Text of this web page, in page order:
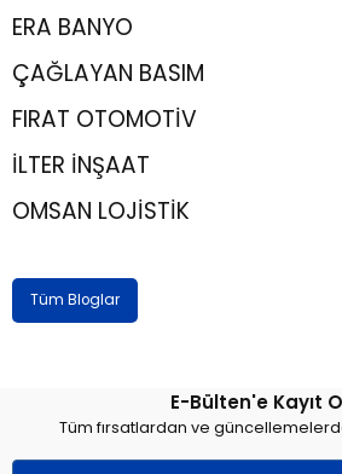
ERA BANYO
ÇAĞLAYAN BASIM
FIRAT OTOMOTİV
İLTER İNŞAAT
OMSAN LOJİSTİK
Tüm Bloglar
E-Bülten'e Kayıt
Tüm fırsatlardan ve